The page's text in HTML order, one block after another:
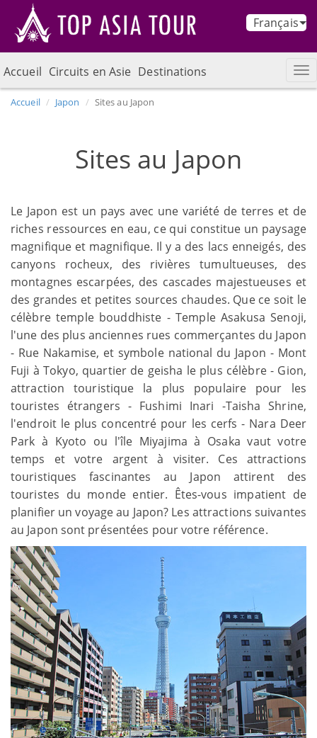
Français
Accueil Circuits en Asie Destinations
Accueil Japon Sites au Japon
Sites au Japon
Le Japon est un pays avec une variété de terres et de
riches ressources en eau, ce qui constitue un paysage
magnifique et magnifique. Il y a des lacs enneigés, des
canyons rocheux, des rivières tumultueuses, des
montagnes escarpées, des cascades majestueuses et
des grandes et petites sources chaudes. Que ce soit le
célèbre temple bouddhiste - Temple Asakusa Senoji,
l'une des plus anciennes rues commerçantes du Japon
- Rue Nakamise, et symbole national du Japon - Mont
Fuji à Tokyo, quartier de geisha le plus célèbre - Gion,
attraction touristique la plus populaire pour les
touristes étrangers - Fushimi Inari -Taisha Shrine,
l'endroit le plus concentré pour les cerfs - Nara Deer
Park à Kyoto ou l'île Miyajima à Osaka vaut votre
temps et votre argent à visiter. Ces attractions
touristiques fascinantes au Japon attirent des
touristes du monde entier. Êtes-vous impatient de
planifier un voyage au Japon? Les attractions suivantes
au Japon sont présentées pour votre référence.